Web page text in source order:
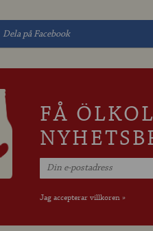
Dela på Facebook
FÅ
Jag accepterar villkoren »